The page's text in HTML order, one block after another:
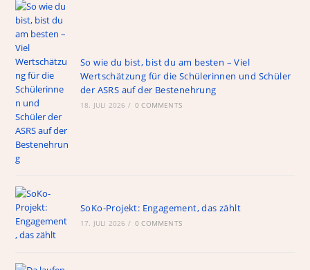
So wie du bist, bist du am besten – Viel
Wertschätzung für die Schülerinnen und Schüler
der ASRS auf der Bestenehrung
18. JULI 2026 / 0 COMMENTS
SoKo-Projekt: Engagement, das zählt
17. JULI 2026 / 0 COMMENTS